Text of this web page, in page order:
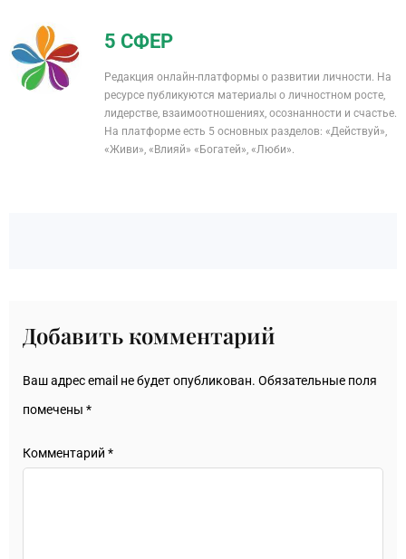
5 СФЕР
Редакция онлайн-платформы о развитии личности. На
ресурсе публикуются материалы о личностном росте,
лидерстве, взаимоотношениях, осознанности и счастье.
На платформе есть 5 основных разделов: «Действуй»,
«Живи», «Влияй» «Богатей», «Люби».
Добавить комментарий
Ваш адрес email не будет опубликован. Обязательные поля
помечены *
Комментарий *